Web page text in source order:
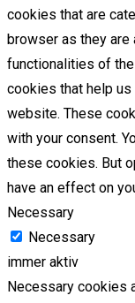
cookies that are
browser as they
functionalities of
cookies that help us
website. These
with your consent.
these cookies. But
have an effect on
Necessary
Necessary
immer aktiv
Necessary cookies